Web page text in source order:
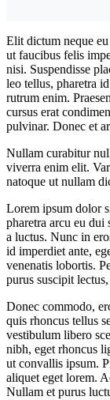
Elit dictum neque
ut faucibus felis
nisi. Suspendisse
leo tellus, pharetra
rutrum enim.
cursus erat
pulvinar. Donec et
Nullam curabitur
viverra enim elit.
natoque ut nullam
Lorem ipsum dolor
pharetra arcu eu
a luctus. Nunc in
id imperdiet ante,
venenatis lobortis.
purus suscipit
Donec commodo,
quis rhoncus tellus
vestibulum libero
nibh, eget rhoncus
ut convallis ipsum.
aliquet eget lorem.
Nullam et purus